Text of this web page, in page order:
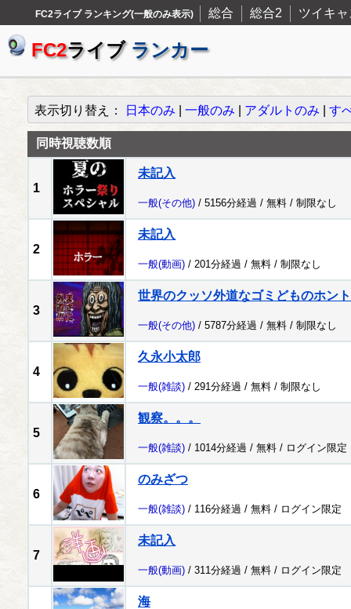
FC2ライブ ランキング(一般のみ表示) 総合 総合2 ツイキャ
FC2ライブ ランカー
表示切り替え： 日本のみ 一般のみ アダルトのみ す
同時視聴数順
1
未記入
一般(その他) / 5156分経過 / 無料 / 制限なし
2
未記入
一般(動画) / 201分経過 / 無料 / 制限なし
3
世界のクッソ外道なゴミどものホン
一般(その他) / 5787分経過 / 無料 / 制限なし
4
久永小太郎
一般(雑談) / 291分経過 / 無料 / 制限なし
5
観察。。。
一般(雑談) / 1014分経過 / 無料 / ログイン限定
6
のみざつ
一般(雑談) / 116分経過 / 無料 / ログイン限定
7
未記入
一般(動画) / 311分経過 / 無料 / ログイン限定
海